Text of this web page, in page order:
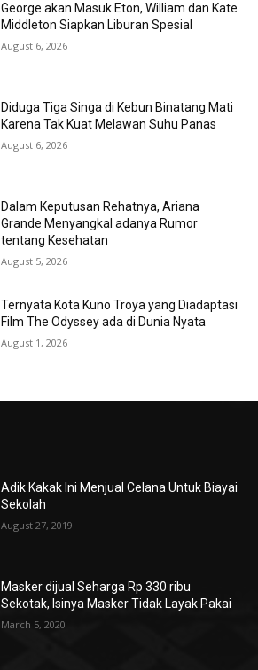
George akan Masuk Eton, William dan Kate
Middleton Siapkan Liburan Spesial
August 6, 2026
Diduga Tiga Singa di Kebun Binatang Mati
Karena Tak Kuat Melawan Suhu Panas
August 6, 2026
Dalam Keputusan Rehatnya, Ariana
Grande Menyangkal adanya Rumor
tentang Kesehatan
August 5, 2026
Ternyata Kota Kuno Troya yang Diadaptasi
Film The Odyssey ada di Dunia Nyata
August 1, 2026
Adik Kakak Ini Menjual Celana Untuk Biayai
Sekolah
August 27, 2019
Masker dijual Seharga Rp 330 ribu
Sekotak, Isinya Masker Tidak Layak Pakai
March 5, 2020